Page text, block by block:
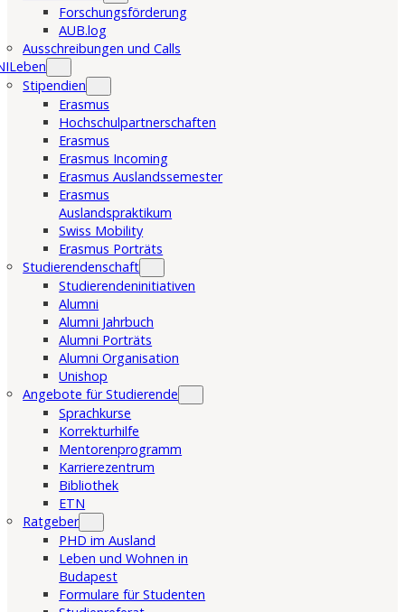
Forschungsförderung
AUB.log
Ausschreibungen und Calls
Stipendien
Erasmus
Hochschulpartnerschaften
Erasmus
Erasmus Incoming
Erasmus Auslandssemester
Erasmus
Auslandspraktikum
Swiss Mobility
Erasmus Porträts
Studierendenschaft
Studierendeninitiativen
Alumni
Alumni Jahrbuch
Alumni Porträts
Alumni Organisation
Unishop
Angebote für Studierende
Sprachkurse
Korrekturhilfe
Mentorenprogramm
Karrierezentrum
Bibliothek
ETN
Ratgeber
PHD im Ausland
Leben und Wohnen in
Budapest
Formulare für Studenten